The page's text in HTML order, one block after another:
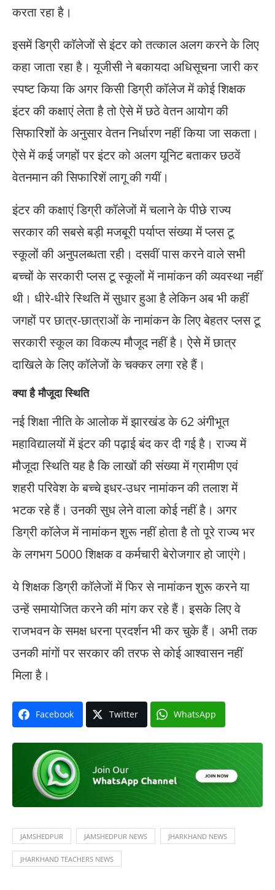
करता रहा है।
इसमें डिग्री काॅलेजों से इंटर को तत्काल अलग करने के लिए
कहा जाता रहा है। यूजीसी ने बकायदा अधिसूचना जारी कर
स्पष्ट किया कि अगर किसी डिग्री कॉलेज में कोई शिक्षक
इंटर की कक्षाएं लेता है तो ऐसे में छठे वेतन आयोग की
सिफारिशों के अनुसार वेतन निर्धारण नहीं किया जा सकता।
ऐसे में कई जगहों पर इंटर को अलग यूनिट बताकर छठवें
वेतनमान की सिफारिशें लागू की गयीं।
इंटर की कक्षाएं डिग्री कॉलेजों में चलाने के पीछे राज्य
सरकार की सबसे बड़ी मजबूरी पर्याप्त संख्या में प्लस टू
स्कूलों की अनुपलब्धता रही। दसवीं पास करने वाले सभी
बच्चों के सरकारी प्लस टू स्कूलों में नामांकन की व्यवस्था नहीं
थी। धीरे-धीरे स्थिति में सुधार हुआ है लेकिन अब भी कहीं
जगहों पर छात्र-छात्राओं के नामांकन के लिए बेहतर प्लस टू
सरकारी स्कूल का विकल्प मौजूद नहीं है। ऐसे में छात्र
दाखिले के लिए कॉलेजों के चक्कर लगा रहे हैं।
क्या है मौजूदा स्थिति
नई शिक्षा नीति के आलोक में झारखंड के 62 अंगीभूत
महाविद्यालयों में इंटर की पढ़ाई बंद कर दी गई है। राज्य में
मौजूदा स्थिति यह है कि लाखों की संख्या में ग्रामीण एवं
शहरी परिवेश के बच्चे इधर-उधर नामांकन की तलाश में
भटक रहे हैं। उनकी सुध लेने वाला कोई नहीं है। अगर
डिग्री काॅलेज में नामांकन शुरू नहीं हाेता है ताे पूरे राज्य भर
के लगभग 5000 शिक्षक व कर्मचारी बेरोजगार हो जाएंगे।
ये शिक्षक डिग्री काॅलेजाें में फिर से नामांकन शुरू करने या
उन्हें समायाेजित करने की मांग कर रहे हैं। इसके लिए वे
राजभवन के समक्ष धरना प्रदर्शन भी कर चुके हैं। अभी तक
उनकी मांगाें पर सरकार की तरफ से काेई आश्वासन नहीं
मिला है।
Facebook Twitter WhatsApp
JAMSHEDPUR JAMSHEDPUR NEWS JHARKHAND NEWS
JHARKHAND TEACHERS NEWS